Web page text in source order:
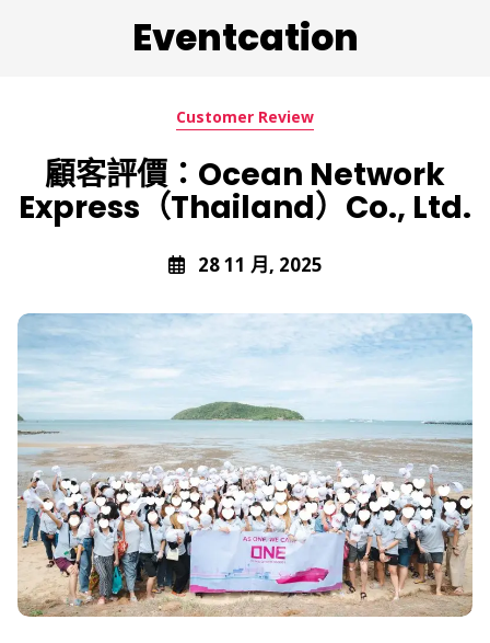
Eventcation
Customer Review
顧客評價：Ocean Network
Express（Thailand）Co., Ltd.
28 11 月, 2025